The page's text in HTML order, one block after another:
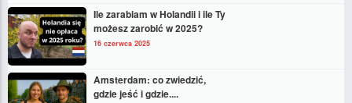
Ile zarabiam w Holandii i ile Ty
możesz zarobić w 2025?
16 czerwca 2025
Amsterdam: co zwiedzić,
gdzie jeść i gdzie....